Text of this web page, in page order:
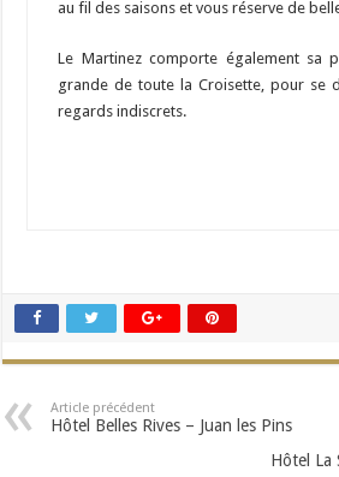
au fil des saisons et vous réserve de
Le Martinez comporte également sa
grande de toute la Croisette, pour se
regards indiscrets.
Article précédent
Hôtel Belles Rives – Juan les Pins
Hôtel La